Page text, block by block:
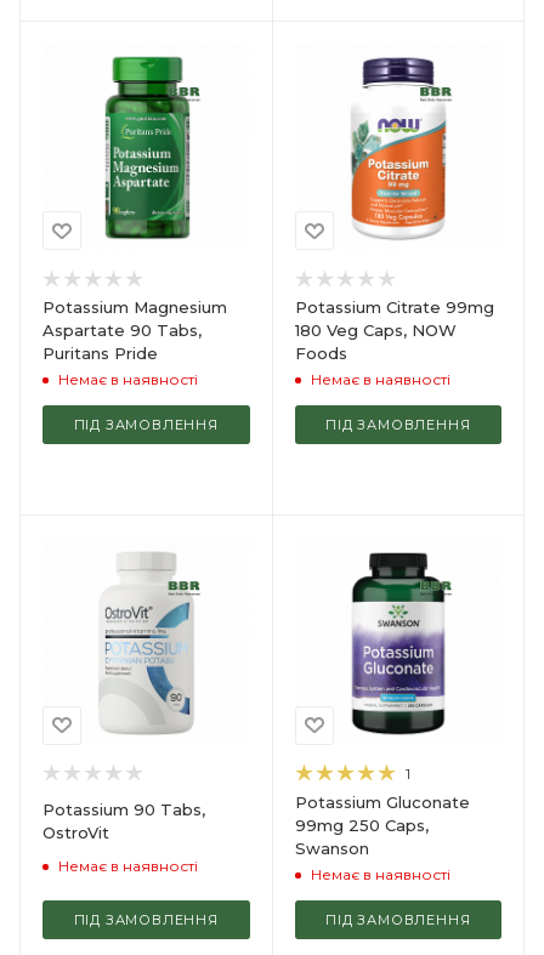
Potassium Magnesium
Aspartate 90 Tabs,
Puritans Pride
Немає в наявності
ПІД ЗАМОВЛЕННЯ
Potassium Citrate 99mg
180 Veg Caps, NOW
Foods
Немає в наявності
ПІД ЗАМОВЛЕННЯ
Potassium 90 Tabs,
OstroVit
Немає в наявності
ПІД ЗАМОВЛЕННЯ
1
Potassium Gluconate
99mg 250 Caps,
Swanson
Немає в наявності
ПІД ЗАМОВЛЕННЯ